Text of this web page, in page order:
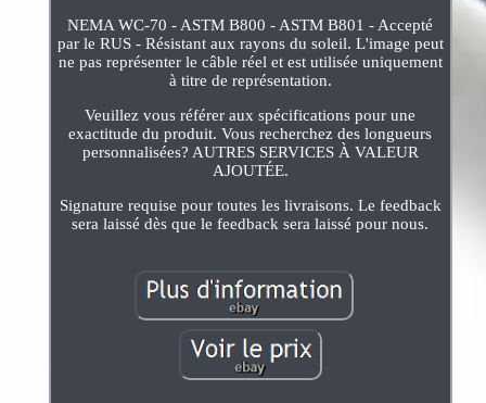
NEMA WC-70 - ASTM B800 - ASTM B801 - Accepté
par le RUS - Résistant aux rayons du soleil. L'image peut
ne pas représenter le câble réel et est utilisée uniquement
à titre de représentation.
Veuillez vous référer aux spécifications pour une
exactitude du produit. Vous recherchez des longueurs
personnalisées? AUTRES SERVICES À VALEUR
AJOUTÉE.
Signature requise pour toutes les livraisons. Le feedback
sera laissé dès que le feedback sera laissé pour nous.